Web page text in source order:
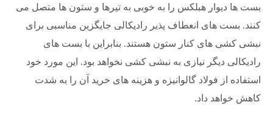
بست ها دیوار هبلکس را به خوبی به تیرها و ستون ها متصل می
کنند. بست های انعطاف پذیر رادیکالی جایگزین مناسبی برای
نبشی کشی های کنار ستون هستند. بنابراین با بست های
رادیکالی دیگر نیازی به نبشی کشی نخواهد بود. این مورد خود
استفاده از فولاد گالوانیزه و هزینه های خرید آن را به شدت
کاهش خواهد داد.